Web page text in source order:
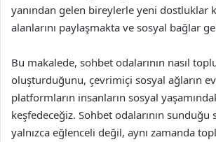
yanından gelen bireylerle yeni dostluklar
alanlarını paylaşmakta ve sosyal bağlar
Bu makalede, sohbet odalarının nasıl
oluşturduğunu, çevrimiçi sosyal ağların
platformların insanların sosyal
keşfedeceğiz. Sohbet odalarının
yalnızca eğlenceli değil, aynı zamanda